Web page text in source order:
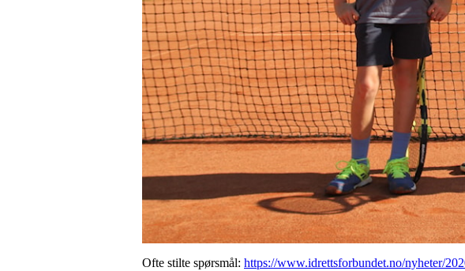
Ofte stilte spørsmål: https://www.idrettsforbundet.no/nyheter/